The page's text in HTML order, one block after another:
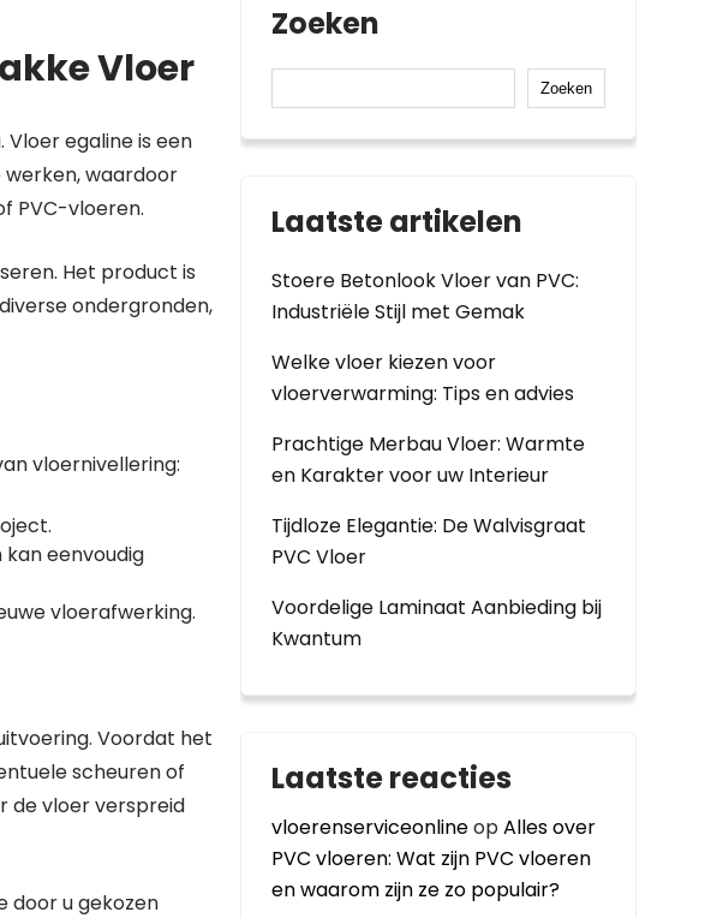
Vloer
Vloer egaline is een
waardoor
PVC-vloeren.
Het product is
ondergronden,
vloernivellering:
eenvoudig
vloerafwerking.
Voordat het
scheuren of
de vloer verspreid
door u gekozen
Zoeken
Zoeken
Laatste artikelen
Stoere Betonlook Vloer van PVC:
Industriële Stijl met Gemak
Welke vloer kiezen voor
vloerverwarming: Tips en advies
Prachtige Merbau Vloer: Warmte
en Karakter voor uw Interieur
Tijdloze Elegantie: De Walvisgraat
PVC Vloer
Voordelige Laminaat Aanbieding bij
Kwantum
Laatste reacties
vloerenserviceonlineopAlles over
PVC vloeren: Wat zijn PVC vloeren
en waarom zijn ze zo populair?